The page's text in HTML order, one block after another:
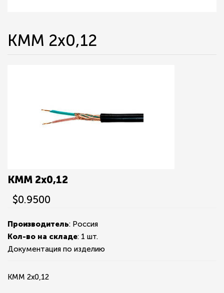
КММ 2х0,12
КММ 2х0,12
$0.9500
Производитель: Россия
Кол-во на складе: 1 шт.
Документация по изделию
КММ 2х0,12